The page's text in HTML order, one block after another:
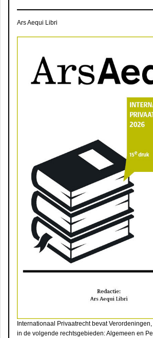
Ars Aequi Libri
Internationaal Privaatrecht bevat
in de volgende rechtsgebieden: Algemeen en